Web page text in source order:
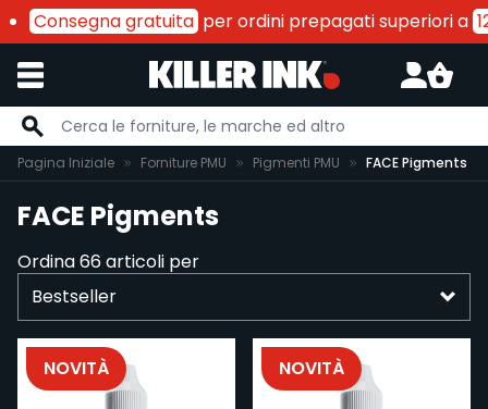
Consegna gratuitaper ordini prepagati superiori a
Salta al contenuto
Pagina Iniziale Forniture PMU Pigmenti PMU FACE Pigments
FACE Pigments
Ordina66articoli per
NOVITÀ NOVITÀ